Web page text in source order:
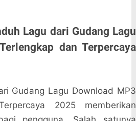
Lagu dari Gudang Lagu
dan Terpercaya
Gudang Lagu Download MP3
2025 memberikan